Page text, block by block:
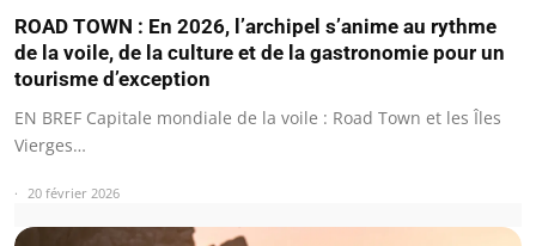
ROAD TOWN : En 2026, l’archipel s’anime au rythme
de la voile, de la culture et de la gastronomie pour un
tourisme d’exception
EN BREF Capitale mondiale de la voile : Road Town et les Îles
Vierges…
20 février 2026